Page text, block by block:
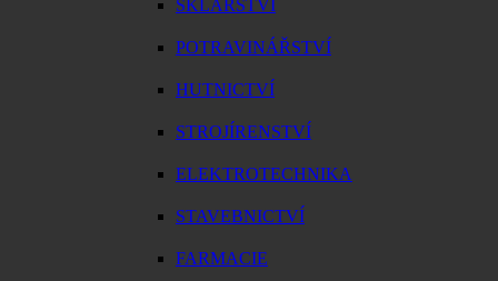
SKLÁŘSTVÍ
POTRAVINÁŘSTVÍ
HUTNICTVÍ
STROJÍRENSTVÍ
ELEKTROTECHNIKA
STAVEBNICTVÍ
FARMACIE